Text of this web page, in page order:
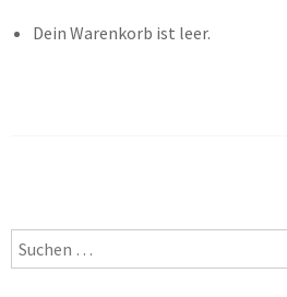
Dein Warenkorb ist leer.